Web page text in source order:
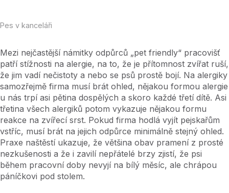
Pes v kanceláři
Mezi nejčastější námitky odpůrců „pet friendly“ pracovišť
patří stížnosti na alergie, na to, že je přítomnost zvířat ruší,
že jim vadí nečistoty a nebo se psů prostě bojí. Na alergiky
samozřejmě firma musí brát ohled, nějakou formou alergie
u nás trpí asi pětina dospělých a skoro každé třetí dítě. Asi
třetina všech alergiků potom vykazuje nějakou formu
reakce na zvířecí srst. Pokud firma hodlá vyjít pejskařům
vstříc, musí brát na jejich odpůrce minimálně stejný ohled.
Praxe naštěstí ukazuje, že většina obav pramení z prosté
nezkušenosti a že i zavilí nepřátelé brzy zjistí, že psi
během pracovní doby nevyjí na bílý měsíc, ale chrápou
páníčkovi pod stolem.